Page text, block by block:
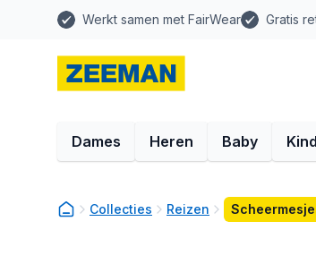
Werkt samen met FairWear Gratis
Dames Heren Baby Kind
Collecties Reizen